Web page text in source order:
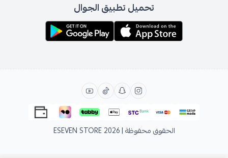
تحميل تطبيق الجوال
الحقوق محفوظة | 2026 ESEVEN STORE